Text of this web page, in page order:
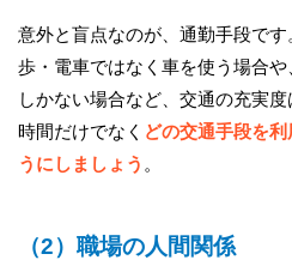
意外と盲点なのが、通勤手段で
歩・電車ではなく車を使う場合
しかない場合など、交通の充実
時間だけでなく どの交通手段を
うにしましょう 。
（2）職場の人間関係